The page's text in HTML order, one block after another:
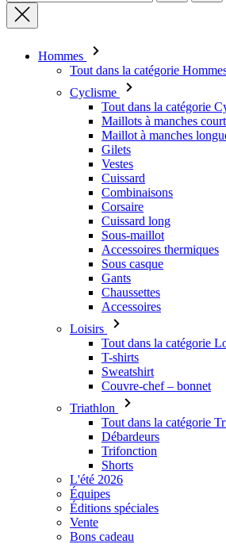
Hommes
Tout dans la catégorie
Cyclisme
Tout dans la catégorie
Maillots à manches
Maillot à manches
Gilets
Vestes
Cuissard
Combinaisons
Corsaire
Cuissard long
Sous-maillot
Accessoires thermiques
Sous casque
Gants
Chaussettes
Accessoires
Loisirs
Tout dans la catégorie
T-shirts
Sweatshirt
Couvre-chef – bonnet
Triathlon
Tout dans la catégorie
Débardeurs
Trifonction
Shorts
L'été 2026
Équipes
Éditions spéciales
Vente
Bons cadeau